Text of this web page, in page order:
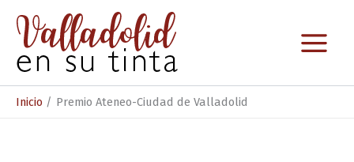
contenido
Inicio Premio Ateneo-Ciudad de Valladolid